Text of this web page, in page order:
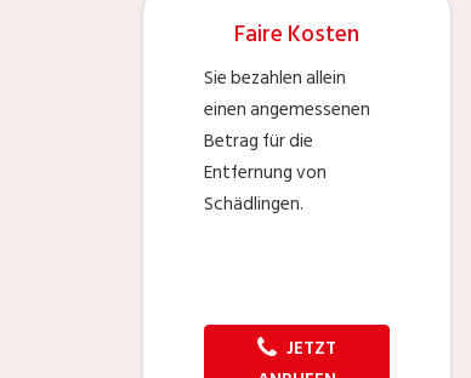
Faire Kosten
Sie bezahlen allein
einen angemessenen
Betrag für die
Entfernung von
Schädlingen.
JETZT